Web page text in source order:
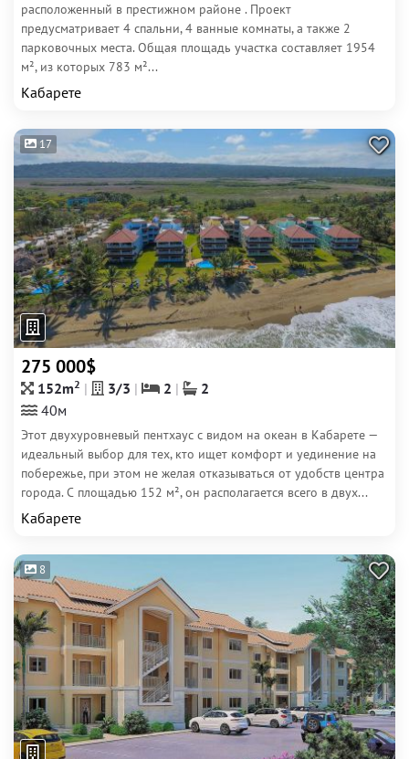
расположенный в престижном районе . Проект
предусматривает 4 спальни, 4 ванные комнаты, а также 2
парковочных места. Общая площадь участка составляет 1954
м², из которых 783 м²...
Кабарете
17
275 000$
152m2 3/3 2
2
40м
Этот двухуровневый пентхаус с видом на океан в Кабарете —
идеальный выбор для тех, кто ищет комфорт и уединение на
побережье, при этом не желая отказываться от удобств центра
города. С площадью 152 м², он располагается всего в двух...
Кабарете
8